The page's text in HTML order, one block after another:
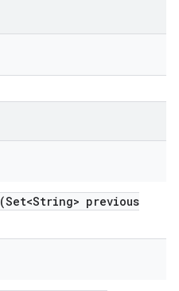
(Set<String> previous